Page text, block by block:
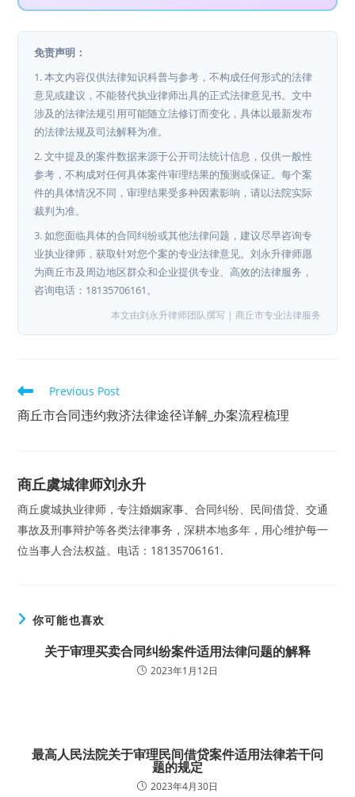
免责声明：
1. 本文内容仅供法律知识科普与参考，不构成任何形式的法律
意见或建议，不能替代执业律师出具的正式法律意见书。文中
涉及的法律法规引用可能随立法修订而变化，具体以最新发布
的法律法规及司法解释为准。
2. 文中提及的案件数据来源于公开司法统计信息，仅供一般性
参考，不构成对任何具体案件审理结果的预测或保证。每个案
件的具体情况不同，审理结果受多种因素影响，请以法院实际
裁判为准。
3. 如您面临具体的合同纠纷或其他法律问题，建议尽早咨询专
业执业律师，获取针对您个案的专业法律意见。刘永升律师愿
为商丘市及周边地区群众和企业提供专业、高效的法律服务，
咨询电话：18135706161。
本文由刘永升律师团队撰写 | 商丘市专业法律服务
Read
more
articles
Previous Post
商丘市合同违约救济法律途径详解_办案流程梳理
商丘虞城律师刘永升
商丘虞城执业律师，专注婚姻家事、合同纠纷、民间借贷、交通
事故及刑事辩护等各类法律事务，深耕本地多年，用心维护每一
位当事人合法权益。电话：18135706161.
你可能也喜欢
关于审理买卖合同纠纷案件适用法律问题的解释
2023年1月12日
最高人民法院关于审理民间借贷案件适用法律若干问
题的规定
2023年4月30日